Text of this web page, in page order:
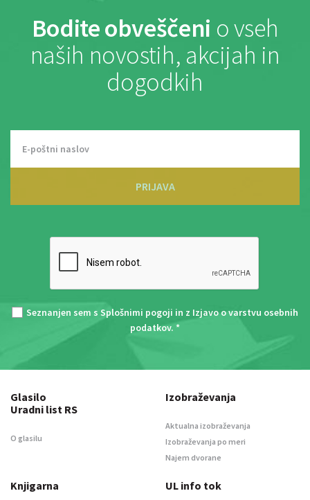
Bodite obveščeni o vseh
naših novostih, akcijah in
dogodkih
PRIJAVA
Seznanjen sem s Splošnimi pogoji in z Izjavo o varstvu osebnih
podatkov. *
Glasilo
Uradni list RS
O glasilu
Izobraževanja
Aktualna izobraževanja
Izobraževanja po meri
Najem dvorane
Knjigarna UL info tok